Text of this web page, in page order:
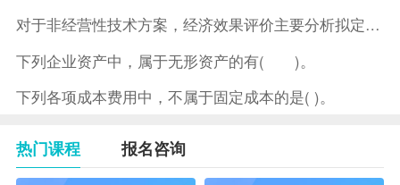
对于非经营性技术方案，经济效果评价主要分析拟定方案的( )。
下列企业资产中，属于无形资产的有( )。
下列各项成本费用中，不属于固定成本的是( )。
热门课程 报名咨询